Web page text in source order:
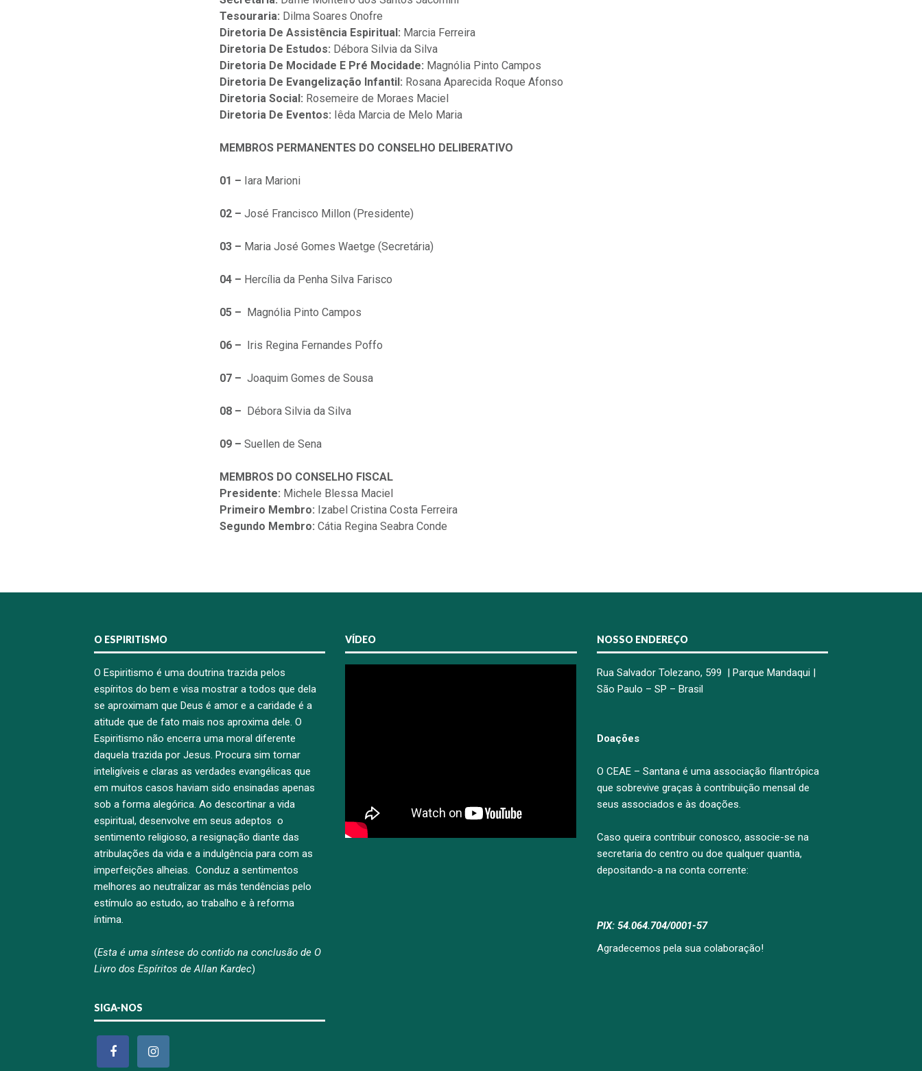
Tesouraria: Dilma Soares Onofre
Diretoria De Assistência Espiritual: Marcia Ferreira
Diretoria De Estudos: Débora Silvia da Silva
Diretoria De Mocidade E Pré Mocidade: Magnólia Pinto Campos
Diretoria De Evangelização Infantil: Rosana Aparecida Roque Afonso
Diretoria Social: Rosemeire de Moraes Maciel
Diretoria De Eventos: Iêda Marcia de Melo Maria
MEMBROS PERMANENTES DO CONSELHO DELIBERATIVO
01 – Iara Marioni
02 – José Francisco Millon (Presidente)
03 – Maria José Gomes Waetge (Secretária)
04 – Hercília da Penha Silva Farisco
05 – Magnólia Pinto Campos
06 – Iris Regina Fernandes Poffo
07 – Joaquim Gomes de Sousa
08 – Débora Silvia da Silva
09 – Suellen de Sena
MEMBROS DO CONSELHO FISCAL
Presidente: Michele Blessa Maciel
Primeiro Membro: Izabel Cristina Costa Ferreira
Segundo Membro: Cátia Regina Seabra Conde
O ESPIRITISMO
O Espiritismo é uma doutrina trazida pelos
espíritos do bem e visa mostrar a todos que dela
se aproximam que Deus é amor e a caridade é a
atitude que de fato mais nos aproxima dele. O
Espiritismo não encerra uma moral diferente
daquela trazida por Jesus. Procura sim tornar
inteligíveis e claras as verdades evangélicas que
em muitos casos haviam sido ensinadas apenas
sob a forma alegórica. Ao descortinar a vida
espiritual, desenvolve em seus adeptos o
sentimento religioso, a resignação diante das
atribulações da vida e a indulgência para com as
imperfeições alheias. Conduz a sentimentos
melhores ao neutralizar as más tendências pelo
estímulo ao estudo, ao trabalho e à reforma
íntima.
(Esta é uma síntese do contido na conclusão de O
Livro dos Espíritos de Allan Kardec)
SIGA-NOS
VÍDEO NOSSO ENDEREÇO
Rua Salvador Tolezano, 599 | Parque Mandaqui |
São Paulo – SP – Brasil
Doações
O CEAE – Santana é uma associação filantrópica
que sobrevive graças à contribuição mensal de
seus associados e às doações.
Caso queira contribuir conosco, associe-se na
secretaria do centro ou doe qualquer quantia,
depositando-a na conta corrente:
PIX: 54.064.704/0001-57
Agradecemos pela sua colaboração!